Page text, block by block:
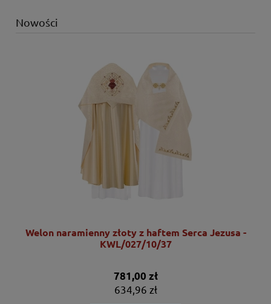
Nowości
Welon naramienny złoty z haftem Serca Jezusa -
KWL/027/10/37
781,00 zł
634,96 zł